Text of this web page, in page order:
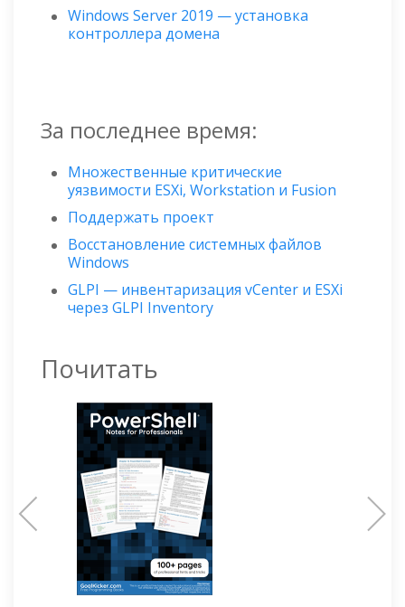
Windows Server 2019 — установка
контроллера домена
За последнее время:
Множественные критические
уязвимости ESXi, Workstation и Fusion
Поддержать проект
Восстановление системных файлов
Windows
GLPI — инвентаризация vCenter и ESXi
через GLPI Inventory
Почитать